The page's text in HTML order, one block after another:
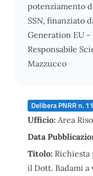
potenziamento
SSN, finanziato
Generation EU -
Responsabile
Mazzucco
Delibera PNRR n.
Ufficio: Area
Data
Titolo:
il Dott. Badami